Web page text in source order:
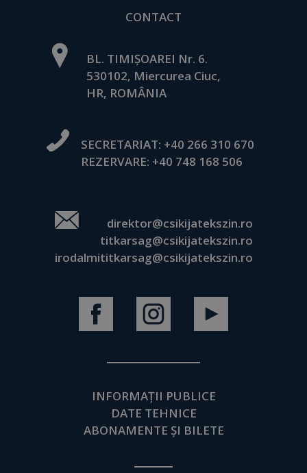
CONTACT
BL. TIMIȘOAREI Nr. 6.
530102, Miercurea Ciuc,
HR, ROMÂNIA
SECRETARIAT: +40 266 310 670
REZERVARE: +40 748 168 506
direktor@csikijatekszin.ro
titkarsag@csikijatekszin.ro
irodalmititkarsag@csikijatekszin.ro
INFORMAȚII PUBLICE
DATE TEHNICE
ABONAMENTE ȘI BILETE